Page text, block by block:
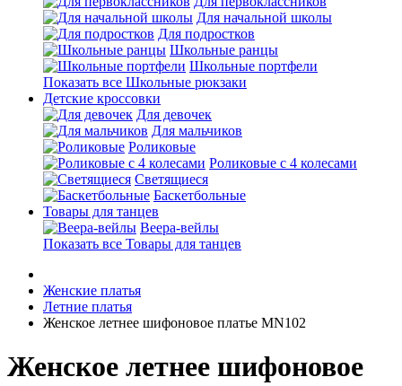
Для начальной школы
Для подростков
Школьные ранцы
Школьные портфели
Показать все Школьные рюкзаки
Детские кроссовки
Для девочек
Для мальчиков
Роликовые
Роликовые с 4 колесами
Светящиеся
Баскетбольные
Товары для танцев
Веера-вейлы
Показать все Товары для танцев
Женские платья
Летние платья
Женское летнее шифоновое платье MN102
Женское летнее шифоновое